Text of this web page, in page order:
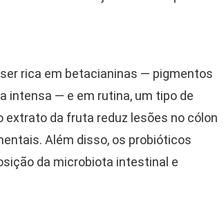
rica em betacianinas — pigmentos
intensa — e em rutina, um tipo de
extrato da fruta reduz lesões no cólon
Além disso, os probióticos
da microbiota intestinal e